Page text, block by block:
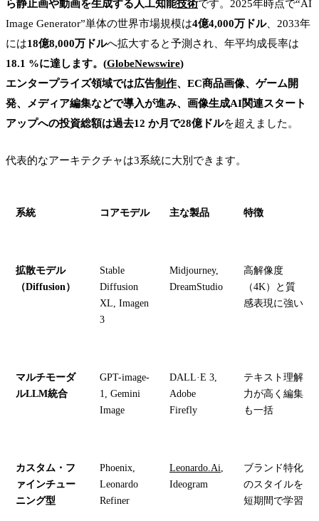
ら静止画や動画を生成する人工知能技術です。2025年時点で“AI
Image Generator”単体の世界市場規模は4億4,000万ドル、2033年
には18億8,000万ドルへ拡大すると予測され、年平均成長率は
18.1 %に達します。(GlobeNewswire)
エンタープライズ領域では広告制作、EC商品画像、ゲーム開
発、メディア編集などで導入が進み、画像生成AI関連スタート
アップへの投資総額は過去12 か月で28億ドルを超えました。
代表的なアーキテクチャは3系統に大別できます。
系統 コアモデル 主な製品 特徴
拡散モデル
（Diffusion）
Stable
Diffusion
XL, Imagen
3
Midjourney,
DreamStudio
高解像度
（4K）と質
感表現に強い
マルチモーダ
ルLLM統合
GPT-image-
1, Gemini
Image
DALL·E 3,
Adobe
Firefly
テキスト理解
力が高く編集
も一括
カスタム・フ
ァインチュー
ニング型
Phoenix,
Leonardo
Refiner
Leonardo.Ai,
Ideogram
ブランド特化
のスタイルを
短期間で学習